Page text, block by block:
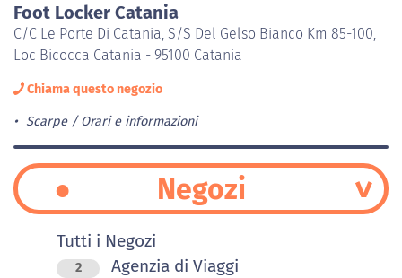
Foot Locker Catania
C/C Le Porte Di Catania, S/S Del Gelso Bianco Km 85-100,
Loc Bicocca Catania - 95100 Catania
Chiama questo negozio
Scarpe Orari e informazioni
Negozi
Tutti i Negozi
2 Agenzia di Viaggi